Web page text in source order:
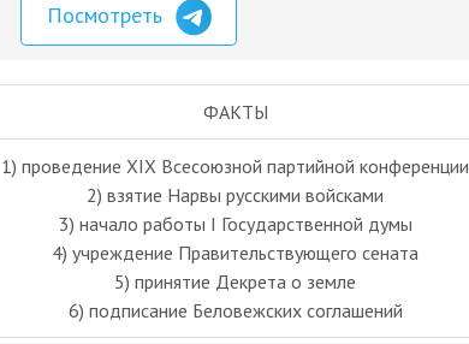
Посмотреть
ФАКТЫ
1) проведение XIX Всесоюзной партийной конференции
2) взятие Нарвы русскими войсками
3) начало работы I Государственной думы
4) учреждение Правительствующего сената
5) принятие Декрета о земле
6) подписание Беловежских соглашений